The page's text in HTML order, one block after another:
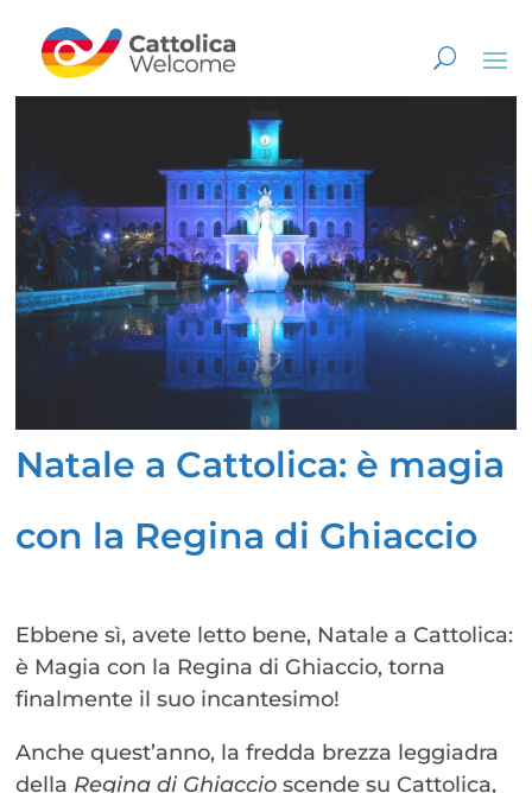
Natale a Cattolica: è magia
con la Regina di Ghiaccio
Ebbene sì, avete letto bene, Natale a Cattolica:
è Magia con la Regina di Ghiaccio, torna
finalmente il suo incantesimo!
Anche quest’anno, la fredda brezza leggiadra
della Regina di Ghiaccio scende su Cattolica,